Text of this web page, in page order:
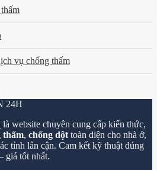
vụ chống thấm
24H
là website chuyên cung cấp kiến thức,
thấm, chống dột toàn diện cho nhà ở,
tỉnh lân cận. Cam kết kỹ thuật đúng
giá tốt nhất.